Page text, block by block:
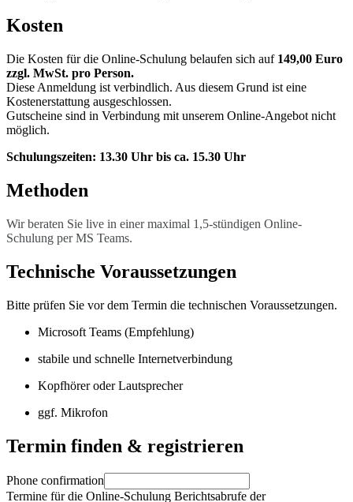
Kosten
Die Kosten für die Online-Schulung belaufen sich auf 149,00 Euro
zzgl. MwSt. pro Person.
Diese Anmeldung ist verbindlich. Aus diesem Grund ist eine
Kostenerstattung ausgeschlossen.
Gutscheine sind in Verbindung mit unserem Online-Angebot nicht
möglich.
Schulungszeiten: 13.30 Uhr bis ca. 15.30 Uhr
Methoden
Wir beraten Sie live in einer maximal 1,5-stündigen Online-
Schulung per MS Teams.
Technische Voraussetzungen
Bitte prüfen Sie vor dem Termin die technischen Voraussetzungen.
Microsoft Teams (Empfehlung)
stabile und schnelle Internetverbindung
Kopfhörer oder Lautsprecher
ggf. Mikrofon
Termin finden & registrieren
Phone confirmation
Termine für die Online-Schulung Berichtsabrufe der